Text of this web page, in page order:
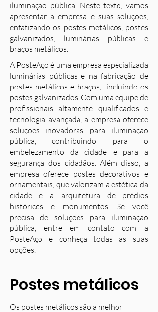
iluminação pública. Neste texto, vamos
apresentar a empresa e suas soluções,
enfatizando os postes metálicos, postes
galvanizados, luminárias públicas e
braços metálicos.
A PosteAço é uma empresa especializada
luminárias públicas e na fabricação de
postes metálicos e braços, incluindo os
postes galvanizados. Com uma equipe de
profissionais altamente qualificados e
tecnologia avançada, a empresa oferece
soluções inovadoras para iluminação
pública, contribuindo para o
embelezamento da cidade e para a
segurança dos cidadãos. Além disso, a
empresa oferece postes decorativos e
ornamentais, que valorizam a estética da
cidade e a arquitetura de prédios
históricos e monumentos. Se você
precisa de soluções para iluminação
pública, entre em contato com a
PosteAço e conheça todas as suas
opções.
Postes metálicos
Os postes metálicos são a melhor